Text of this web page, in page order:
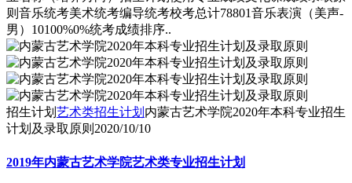
则音乐统考美术统考编导统考校考总计78801音乐表演（美声-
男）10100%0%统考成绩排序..
招生计划 艺术类招生计划 内蒙古艺术学院2020年本科专业招生
计划及录取原则 2020/10/10
2019年内蒙古艺术学院艺术类专业招生计划